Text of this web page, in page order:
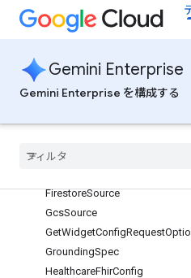
Gemini Enterprise
Gemini Enterprise を構成する
ContentSearchSpec
DataProtectionPolicy
DataStoreSpec
Fetch
FirestoreSource
GcsSource
GetWidgetConfigRequest
GroundingSpec
HealthcareFhirConfig